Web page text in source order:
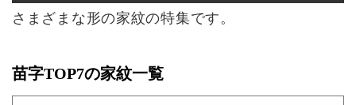
さまざまな形の家紋の特集です。
苗字TOP7の家紋一覧